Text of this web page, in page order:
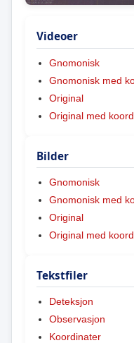
Videoer
Gnomonisk
Gnomonisk med
Original
Original med
Bilder
Gnomonisk
Gnomonisk med
Original
Original med
Tekstfiler
Deteksjon
Observasjon
Koordinater